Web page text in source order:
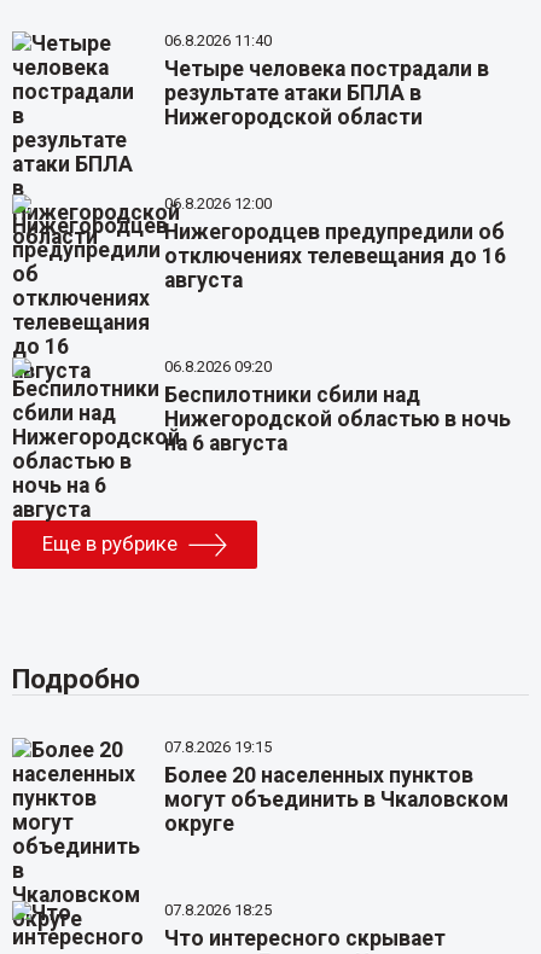
06.8.2026 11:40
Четыре человека пострадали в
результате атаки БПЛА в
Нижегородской области
06.8.2026 12:00
Нижегородцев предупредили об
отключениях телевещания до 16
августа
06.8.2026 09:20
Беспилотники сбили над
Нижегородской областью в ночь
на 6 августа
Еще в рубрике
Подробно
07.8.2026 19:15
Более 20 населенных пунктов
могут объединить в Чкаловском
округе
07.8.2026 18:25
Что интересного скрывает